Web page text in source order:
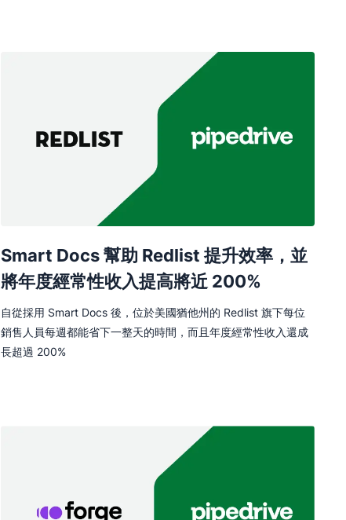
Smart Docs 幫助 Redlist 提升效率，並
將年度經常性收入提高將近 200%
自從採用 Smart Docs 後，位於美國猶他州的 Redlist 旗下每位
銷售人員每週都能省下一整天的時間，而且年度經常性收入還成
長超過 200%